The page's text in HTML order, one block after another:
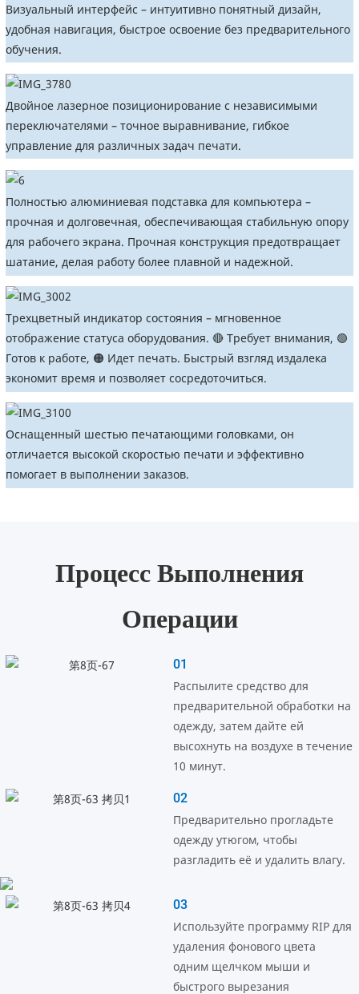
Визуальный интерфейс – интуитивно понятный дизайн,
удобная навигация, быстрое освоение без предварительного
обучения.
Двойное лазерное позиционирование с независимыми
переключателями – точное выравнивание, гибкое
управление для различных задач печати.
Полностью алюминиевая подставка для компьютера –
прочная и долговечная, обеспечивающая стабильную опору
для рабочего экрана. Прочная конструкция предотвращает
шатание, делая работу более плавной и надежной.
Трехцветный индикатор состояния – мгновенное
отображение статуса оборудования. 🔴 Требует внимания, 🟢
Готов к работе, 🟠 Идет печать. Быстрый взгляд издалека
экономит время и позволяет сосредоточиться.
Оснащенный шестью печатающими головками, он
отличается высокой скоростью печати и эффективно
помогает в выполнении заказов.
Процесс Выполнения
Операции
01
Распылите средство для
предварительной обработки на
одежду, затем дайте ей
высохнуть на воздухе в течение
10 минут.
02
Предварительно прогладьте
одежду утюгом, чтобы
разгладить её и удалить влагу.
03
Используйте программу RIP для
удаления фонового цвета
одним щелчком мыши и
быстрого вырезания